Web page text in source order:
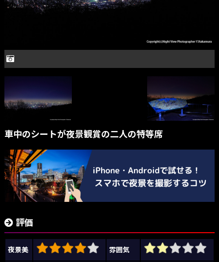
車中のシートが夜景観賞の二人の特等席
評価
夜景美 雰囲気